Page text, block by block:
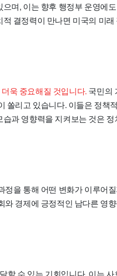
며, 이는 향후 행정부 운영에
결정력이 만나면 미국의 미래
욱 중요해질 것입니다. 국민의
쏠리고 있습니다. 이들은 정책
과 영향력을 지켜보는 것은 정
을 통해 어떤 변화가 이루어
경제에 긍정적인 남다른 영